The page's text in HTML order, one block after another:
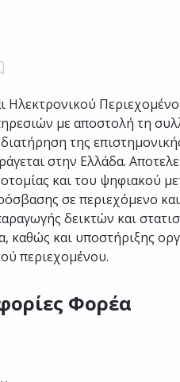
με αποστολή τη
της
στην Ελλάδα.
και του ψηφιακού
σε περιεχόμενο
δεικτών και
καθώς και υποστήριξης
περιεχομένου.
Φορέα